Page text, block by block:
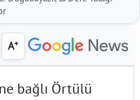
A+
bağlı Örtülü